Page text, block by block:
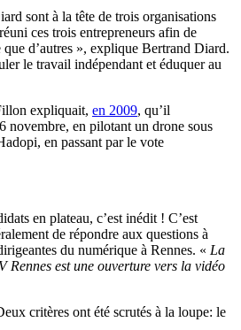
sont à la tête de trois organisations
ces trois entrepreneurs afin de
d’autres », explique Bertrand Diard.
le travail indépendant et éduquer au
expliquait, en 2009, qu’il
novembre, en pilotant un drone sous
en passant par le vote
en plateau, c’est inédit ! C’est
de répondre aux questions à
du numérique à Rennes. « La
est une ouverture vers la vidéo
critères ont été scrutés à la loupe: le